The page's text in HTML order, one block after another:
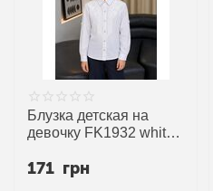
Блузка детская на
девочку FK1932 white
недорого оптом от
171 грн